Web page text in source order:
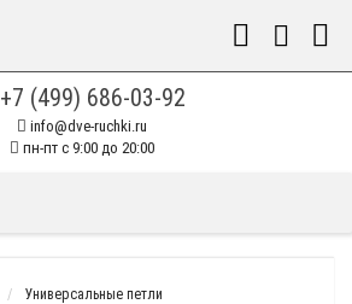
+7 (499) 686-03-92
info@dve-ruchki.ru
пн-пт с 9:00 до 20:00
Универсальные петли